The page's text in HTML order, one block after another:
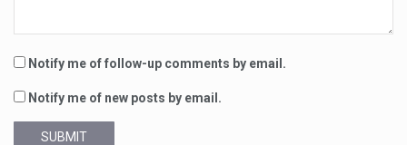
Notify me of follow-up comments by email.
Notify me of new posts by email.
SUBMIT